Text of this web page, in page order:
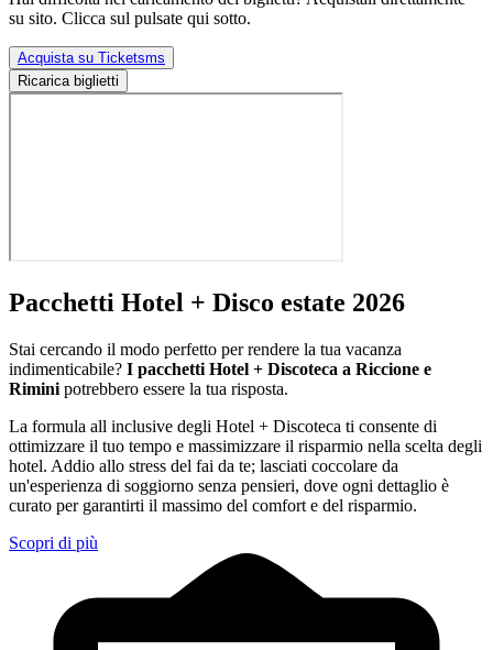
su sito. Clicca sul pulsate qui sotto.
Acquista su Ticketsms
Ricarica biglietti
Pacchetti Hotel + Disco estate 2026
Stai cercando il modo perfetto per rendere la tua vacanza
indimenticabile? I pacchetti Hotel + Discoteca a Riccione e
Rimini potrebbero essere la tua risposta.
La formula all inclusive degli Hotel + Discoteca ti consente di
ottimizzare il tuo tempo e massimizzare il risparmio nella scelta degli
hotel. Addio allo stress del fai da te; lasciati coccolare da
un'esperienza di soggiorno senza pensieri, dove ogni dettaglio è
curato per garantirti il massimo del comfort e del risparmio.
Scopri di più